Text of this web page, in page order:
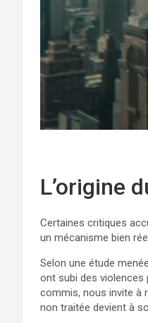
L’origine
Certaines critiques
un mécanisme bien
Selon une étude
ont subi des violences
commis, nous invite à
non traitée devient à